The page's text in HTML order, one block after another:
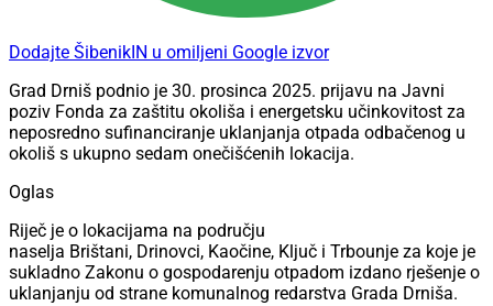
Dodajte ŠibenikIN u omiljeni Google izvor
Grad Drniš podnio je 30. prosinca 2025. prijavu na Javni
poziv Fonda za zaštitu okoliša i energetsku učinkovitost za
neposredno sufinanciranje uklanjanja otpada odbačenog u
okoliš s ukupno sedam onečišćenih lokacija.
Oglas
Riječ je o lokacijama na području
naselja Brištani, Drinovci, Kaočine, Ključ i Trbounje za koje je
sukladno Zakonu o gospodarenju otpadom izdano rješenje o
uklanjanju od strane komunalnog redarstva Grada Drniša.